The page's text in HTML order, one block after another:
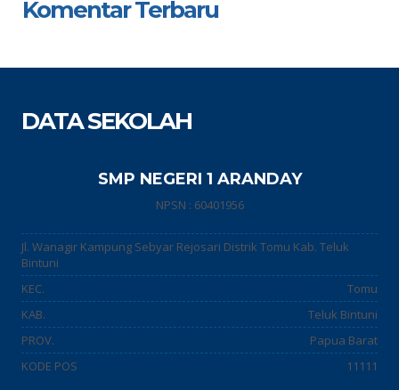
Komentar Terbaru
DATA SEKOLAH
SMP NEGERI 1 ARANDAY
NPSN : 60401956
Jl. Wanagir Kampung Sebyar Rejosari Distrik Tomu Kab. Teluk
Bintuni
KEC.
Tomu
KAB.
Teluk Bintuni
PROV.
Papua Barat
KODE POS
11111